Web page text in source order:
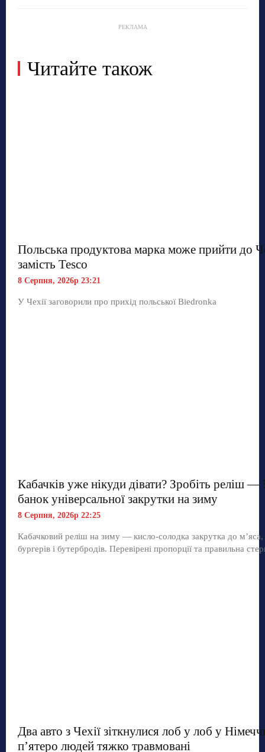
РЕКЛАМА
Читайте також
Польська продуктова марка може прийти до
замість Tesco
8 Серпня, 2026р 23:21
У Чехії заговорили про прихід польської Biedronka
Кабачків уже нікуди дівати? Зробіть реліш —
банок універсальної закрутки на зиму
8 Серпня, 2026р 22:25
Кабачковий реліш на зиму — кисло-солодка закрутка до м’яса,
бургерів і бутербродів. Перевірені пропорції та правильна
Два авто з Чехії зіткнулися лоб у лоб у
п’ятеро людей тяжко травмовані